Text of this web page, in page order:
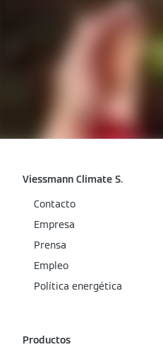
Viessmann Climate S.
Contacto
Empresa
Prensa
Empleo
Política energética
Productos